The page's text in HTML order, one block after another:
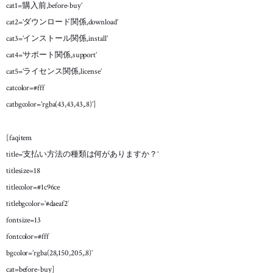
title="購入した商品はどこからダウンロードできますか？"
cat=cat2]
グラバターとはグローバルに認識されるアバター（あるユーザーを表すグラ
[faqitem
title="最新版をダウンロードするにはどこから行えますか？"
[/faqitem]
[faqitem
グラバターとはグローバルに認識されるアバター（あるユーザーを表すグラ
[/faqitem]
title="インストール方法がわかりません。手順をおしえてください。"
cat=cat3]
cat1=’購入前,before-buy’
cat2=’ダウンロード関係,download’
cat3=’インストール関係,install’
cat4=’サポート関係,support’
cat5=’ライセンス関係,license’
catcolor=#fff
catbgcolor=’rgba(43,43,43,.8)’]
[faqitem
title=’支払い方法の種類は何がありますか？’
titlesize=18
titlecolor=#1c96ce
titlebgcolor=’#daeaf2′
fontsize=13
fontcolor=#fff
bgcolor=’rgba(28,150,205,.8)’
cat=before-buy]